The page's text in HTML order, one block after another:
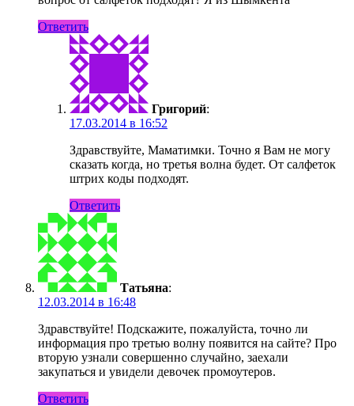
Ответить
Григорий:
17.03.2014 в 16:52
Здравствуйте, Маматимки. Точно я Вам не могу
сказать когда, но третья волна будет. От салфеток
штрих коды подходят.
Ответить
Татьяна:
12.03.2014 в 16:48
Здравствуйте! Подскажите, пожалуйста, точно ли
информация про третью волну появится на сайте? Про
вторую узнали совершенно случайно, заехали
закупаться и увидели девочек промоутеров.
Ответить